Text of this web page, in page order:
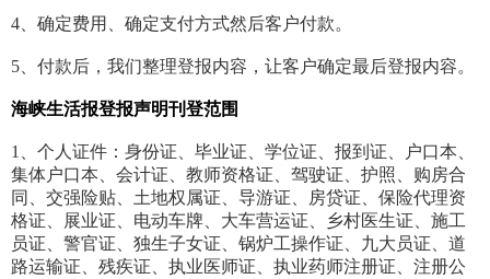
4、确定费用、确定支付方式然后客户付款。
5、付款后，我们整理登报内容，让客户确定最后登报内容。
海峡生活报登报声明刊登范围
1、个人证件：身份证、毕业证、学位证、报到证、户口本、
集体户口本、会计证、教师资格证、驾驶证、护照、购房合
同、交强险贴、土地权属证、导游证、房贷证、保险代理资
格证、展业证、电动车牌、大车营运证、乡村医生证、施工
员证、警官证、独生子女证、锅炉工操作证、九大员证、道
路运输证、残疾证、执业医师证、执业药师注册证、注册公